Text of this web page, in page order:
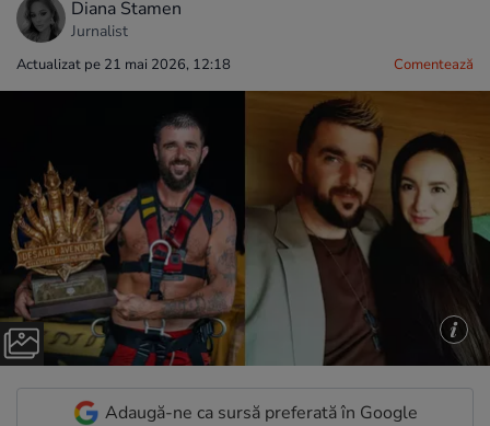
Diana Stamen
Jurnalist
Actualizat pe 21 mai 2026, 12:18 Comentează
Adaugă-ne ca sursă preferată în Google